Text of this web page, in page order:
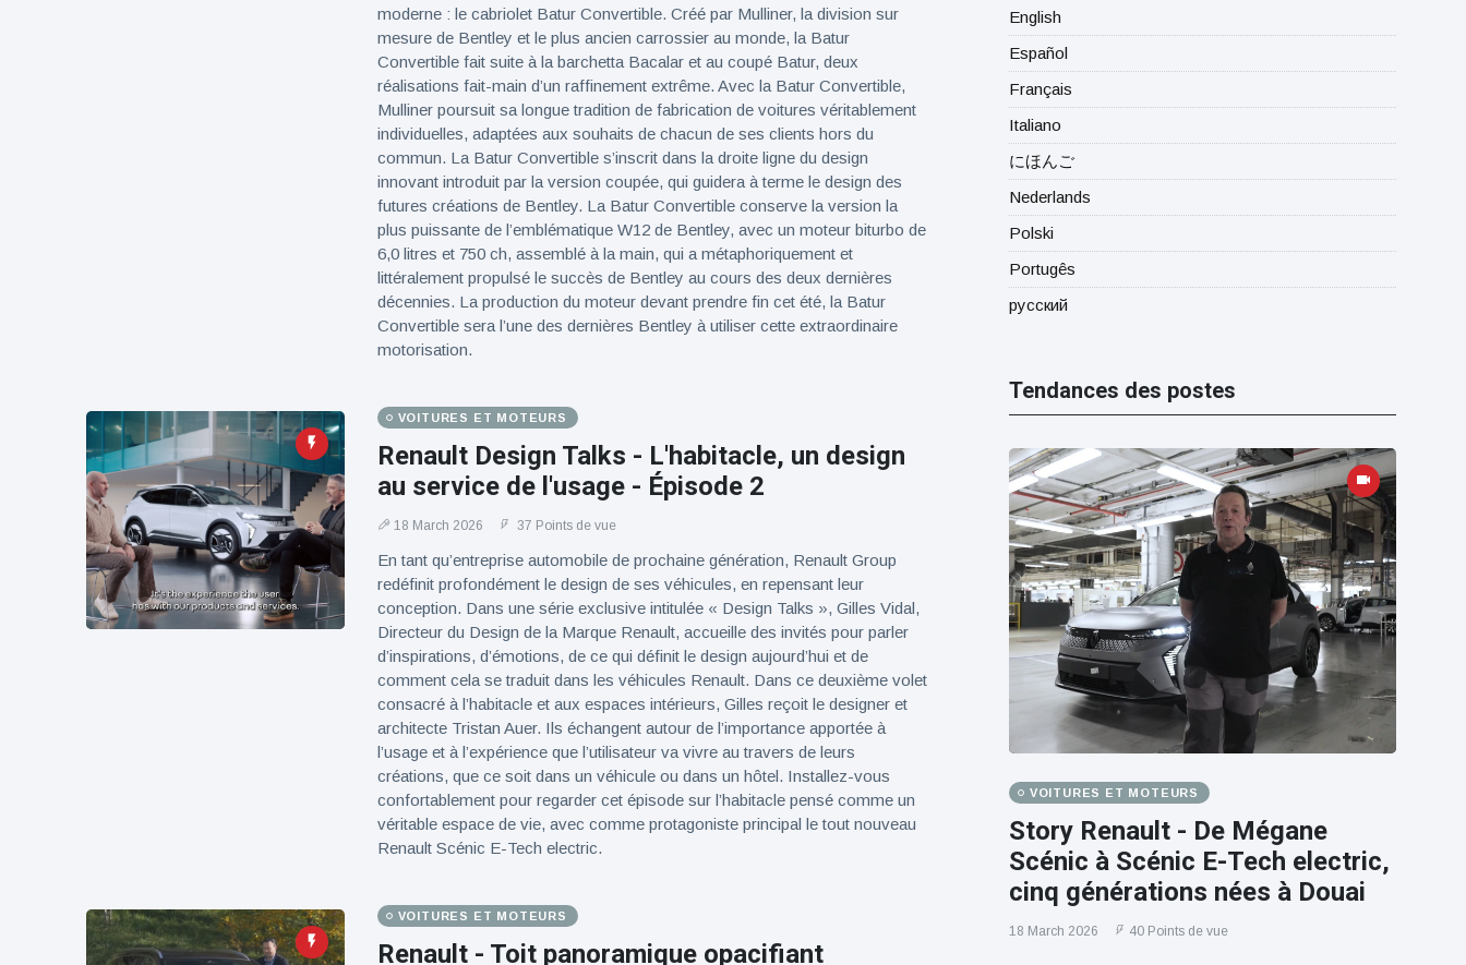
moderne : le cabriolet Batur Convertible. Créé par Mulliner, la division sur
mesure de Bentley et le plus ancien carrossier au monde, la Batur
Convertible fait suite à la barchetta Bacalar et au coupé Batur, deux
réalisations fait-main d’un raffinement extrême. Avec la Batur Convertible,
Mulliner poursuit sa longue tradition de fabrication de voitures véritablement
individuelles, adaptées aux souhaits de chacun de ses clients hors du
commun. La Batur Convertible s’inscrit dans la droite ligne du design
innovant introduit par la version coupée, qui guidera à terme le design des
futures créations de Bentley. La Batur Convertible conserve la version la
plus puissante de l’emblématique W12 de Bentley, avec un moteur biturbo de
6,0 litres et 750 ch, assemblé à la main, qui a métaphoriquement et
littéralement propulsé le succès de Bentley au cours des deux dernières
décennies. La production du moteur devant prendre fin cet été, la Batur
Convertible sera l’une des dernières Bentley à utiliser cette extraordinaire
motorisation.
VOITURES ET MOTEURS
Renault Design Talks - L'habitacle, un design
au service de l'usage - Épisode 2
18 March 2026 37 Points de vue
En tant qu’entreprise automobile de prochaine génération, Renault Group
redéfinit profondément le design de ses véhicules, en repensant leur
conception. Dans une série exclusive intitulée « Design Talks », Gilles Vidal,
Directeur du Design de la Marque Renault, accueille des invités pour parler
d’inspirations, d’émotions, de ce qui définit le design aujourd’hui et de
comment cela se traduit dans les véhicules Renault. Dans ce deuxième volet
consacré à l’habitacle et aux espaces intérieurs, Gilles reçoit le designer et
architecte Tristan Auer. Ils échangent autour de l’importance apportée à
l’usage et à l’expérience que l’utilisateur va vivre au travers de leurs
créations, que ce soit dans un véhicule ou dans un hôtel. Installez-vous
confortablement pour regarder cet épisode sur l’habitacle pensé comme un
véritable espace de vie, avec comme protagoniste principal le tout nouveau
Renault Scénic E-Tech electric.
VOITURES ET MOTEURS
Renault - Toit panoramique opacifiant
English
Español
Français
Italiano
にほんご
Nederlands
Polski
Portugês
русский
Tendances des postes
VOITURES ET MOTEURS
Story Renault - De Mégane
Scénic à Scénic E-Tech electric,
cinq générations nées à Douai
18 March 2026 40 Points de vue